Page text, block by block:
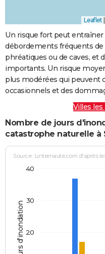
Leaflet |
Un risque fort peut
débordements fréquents de
phréatiques ou de caves, et
importants. Un risque
plus modérées qui peuvent
occasionnels et des
Villes
Nombre de jours
catastrophe naturelle à
Jours d'inondation
Source : Linternaute.com d'après
20
30
40